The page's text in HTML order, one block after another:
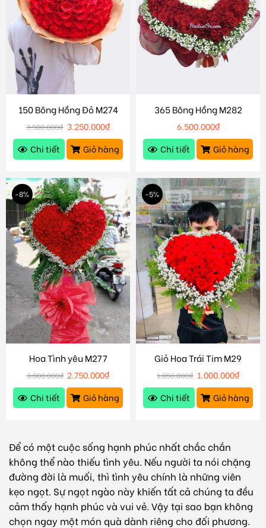
150 Bông Hồng Đỏ M274
3.500.000₫ 3.250.000₫
Chi tiết
Giỏ hàng
365 Bông Hồng M282
6.500.000₫
Chi tiết
Giỏ hàng
-8%
Hoa Tình yêu M277
3.000.000₫ 2.750.000₫
Chi tiết
Giỏ hàng
-5%
Giỏ Hoa Trái Tim M29
1.050.000₫ 1.000.000₫
Chi tiết
Giỏ hàng
Để có một cuộc sống hạnh phúc nhất chắc chắn
không thể nào thiếu tình yêu. Nếu người ta nói chặng
đường đời là muối, thì tình yêu chính là những viên
kẹo ngọt. Sự ngọt ngào này khiến tất cả chúng ta đều
cảm thấy hạnh phúc và vui vẻ. Vậy tại sao bạn không
chọn ngay một món quà dành riêng cho đối phương.